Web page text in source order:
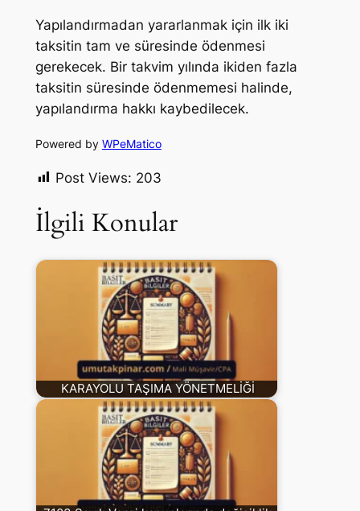
Yapılandırmadan yararlanmak için ilk iki
taksitin tam ve süresinde ödenmesi
gerekecek. Bir takvim yılında ikiden fazla
taksitin süresinde ödenmemesi halinde,
yapılandırma hakkı kaybedilecek.
Powered by WPeMatico
Post Views: 203
İlgili Konular
KARAYOLU TAŞIMA YÖNETMELİĞİ